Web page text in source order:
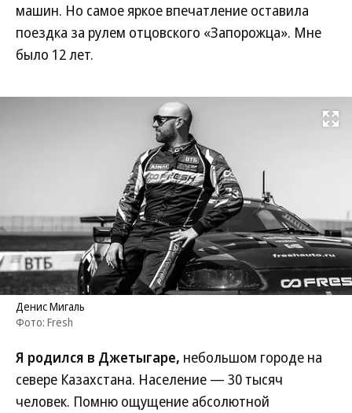
машин. Но самое яркое впечатление оставила
поездка за рулем отцовского «Запорожца». Мне
было 12 лет.
Развернуть
Денис Мигаль
Фото: Fresh
Я родился в Джетыгаре, небольшом городе на
севере Казахстана. Население — 30 тысяч
человек. Помню ощущение абсолютной